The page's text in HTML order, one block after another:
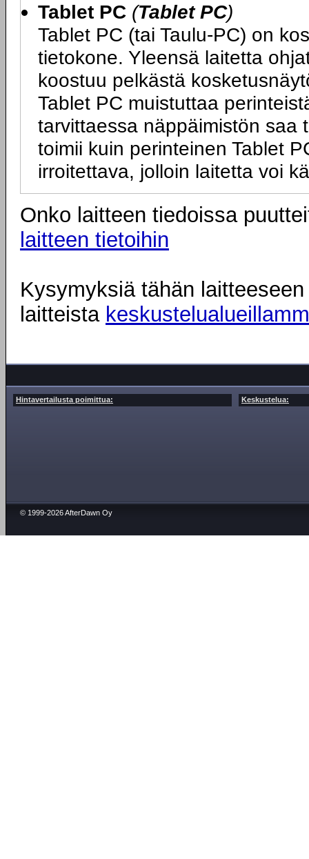
Tablet PC (Tablet PC)
Tablet PC (tai Taulu-PC) on
tietokone. Yleensä laitetta
koostuu pelkästä
Tablet PC muistuttaa
tarvittaessa näppäimistön saa
toimii kuin perinteinen Tablet
irroitettava, jolloin laitetta voi
Onko laitteen tiedoissa
laitteen tietoihin
Kysymyksiä tähän
laitteista
Hintavertailusta poimittua: Keskustelua:
© 1999-2026 AfterDawn Oy